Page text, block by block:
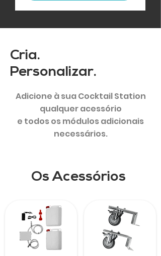
Cria.
Personalizar.
Adicione à sua Cocktail Station
qualquer acessório
e todos os módulos adicionais
necessários.
Os Acessórios